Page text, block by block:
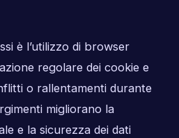
è l’utilizzo di browser
regolare dei cookie e
o rallentamenti durante
migliorano la
e la sicurezza dei dati